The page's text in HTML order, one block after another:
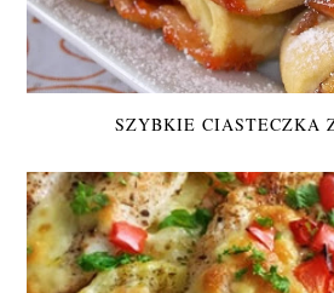
SZYBKIE CIASTECZKA